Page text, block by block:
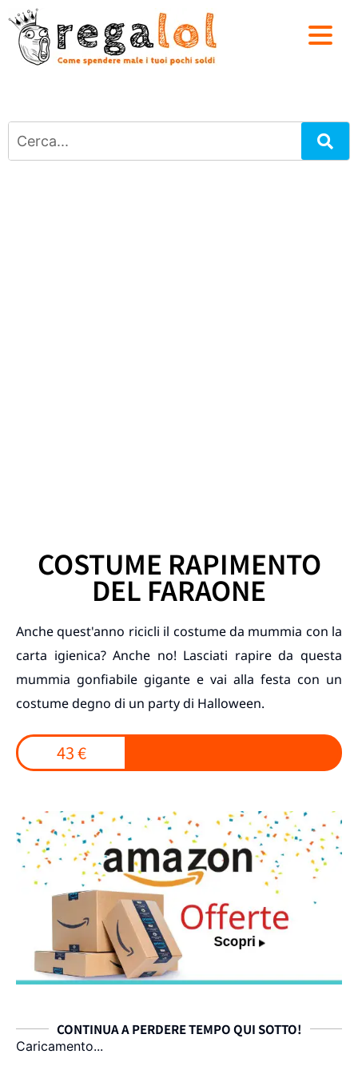
COSTUME RAPIMENTO
DEL FARAONE
Anche quest'anno ricicli il costume da mummia con la
carta igienica? Anche no! Lasciati rapire da questa
mummia gonfiabile gigante e vai alla festa con un
costume degno di un party di Halloween.
43 €
CONTINUA A PERDERE TEMPO QUI SOTTO!
Caricamento...